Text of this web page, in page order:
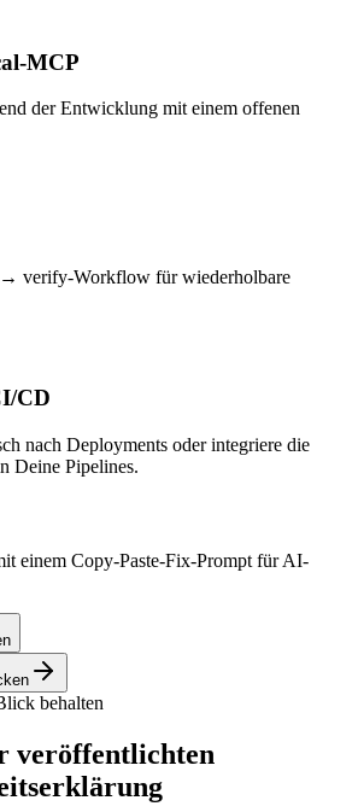
MCP
der Entwicklung mit einem offenen
verify-Workflow für wiederholbare
CD
nach Deployments oder integriere die
Deine Pipelines.
einem Copy-Paste-Fix-Prompt für AI-
behalten
veröffentlichten